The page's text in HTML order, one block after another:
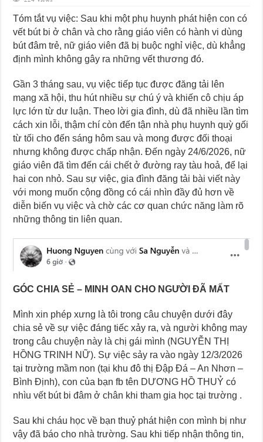
Tóm tắt vụ việc: Sau khi một phụ huynh phát hiện con có
vết bút bi ở chân và cho rằng giáo viên có hành vi dùng
bút đâm trẻ, nữ giáo viên đã bị buộc nghỉ việc, dù khẳng
định mình không gây ra những vết thương đó.
Gần 3 tháng sau, vụ việc tiếp tục được đăng tải lên
mạng xã hội, thu hút nhiều sự chú ý và khiến cô chịu áp
lực lớn từ dư luận. Theo lời gia đình, dù đã nhiều lần tìm
cách xin lỗi, thậm chí còn đến tận nhà phụ huynh quỳ gối
từ tối cho đến sáng hôm sau và mong được đối thoại
nhưng không được chấp nhận. Đến ngày 24/6/2026, nữ
giáo viên đã tìm đến cái chết ở đường ray tàu hoả, để lại
hai con nhỏ. Sau sự việc, gia đình đăng tải bài viết này
với mong muốn cộng đồng có cái nhìn đầy đủ hơn về
diễn biến vụ việc và chờ các cơ quan chức năng làm rõ
những thông tin liên quan.
GÓC CHIA SẺ – MINH OAN CHO NGƯỜI ĐÃ MẤT
Mình xin phép xưng là tôi trong câu chuyện dưới đây
chia sẻ về sự việc đáng tiếc xảy ra, và người không may
trong câu chuyện này là chị gái mình (NGUYỄN THỊ
HỒNG TRINH NỮ). Sự việc sảy ra vào ngày 12/3/2026
tại trường mầm non (tại khu đô thị Đập Đá – An Nhơn –
Bình Định), con của bạn fb tên DƯƠNG HỒ THUỶ có
nhìu vết bút bi đâm ở chân khi tham gia học tại trường .
Sau khi cháu học về bạn thuỷ phát hiện con mình bị như
vậy đã báo cho nhà trường. Sau khi tiếp nhận thông tin,